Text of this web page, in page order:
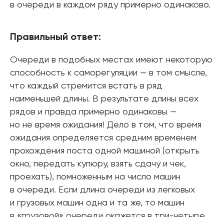
в очереди в каждом ряду примерно одинаково.
Правильный ответ:
Очереди в подобных местах имеют некоторую
способность к саморегуляции — в том смысле,
что каждый стремится встать в ряд
наименьшей длины. В результате длины всех
рядов и правда примерно одинаковы —
но не время ожидания! Дело в том, что время
ожидания определяется средним временем
прохождения поста одной машиной (открыть
окно, передать купюру, взять сдачу и чек,
проехать), помноженным на число машин
в очереди. Если длина очереди из легковых
и грузовых машин одна и та же, то машин